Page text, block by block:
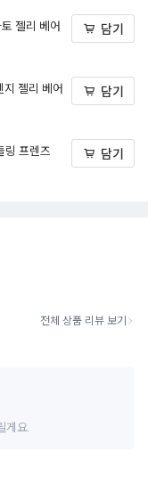
젤리 베어
담기
젤리 베어
담기
링 프렌즈
담기